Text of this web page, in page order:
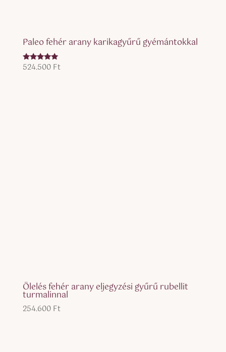
Paleo fehér arany karikagyűrű gyémántokkal
Értékelés:
524.500 Ft
Ölelés fehér arany eljegyzési gyűrű rubellit
turmalinnal
254.600 Ft